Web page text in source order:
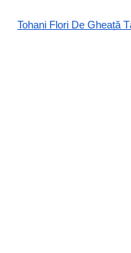
Tohani Flori De Gheață